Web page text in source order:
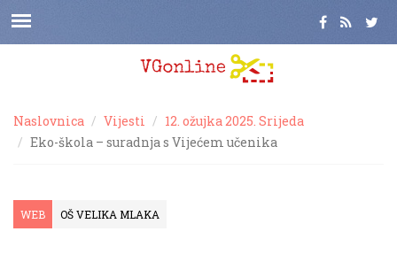
Naslovnica Vijesti
12. ožujka 2025. Srijeda
Eko-škola – suradnja s Vijećem učenika
WEB OŠ VELIKA MLAKA